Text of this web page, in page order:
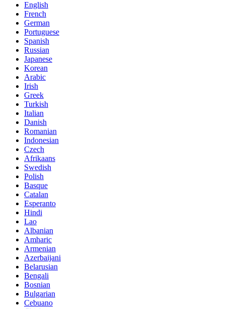
English
French
German
Portuguese
Spanish
Russian
Japanese
Korean
Arabic
Irish
Greek
Turkish
Italian
Danish
Romanian
Indonesian
Czech
Afrikaans
Swedish
Polish
Basque
Catalan
Esperanto
Hindi
Lao
Albanian
Amharic
Armenian
Azerbaijani
Belarusian
Bengali
Bosnian
Bulgarian
Cebuano